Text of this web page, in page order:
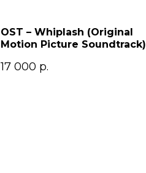
OST – Whiplash (Original
Motion Picture Soundtrack)
17 000 р.